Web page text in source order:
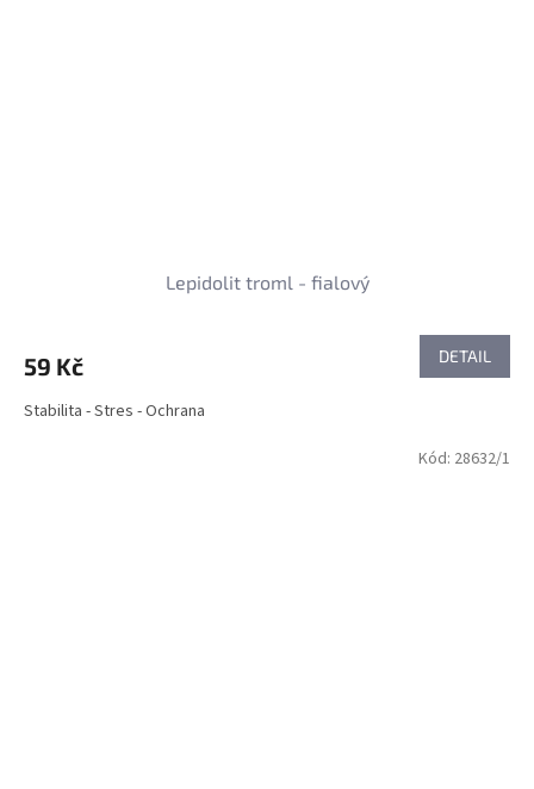
Lepidolit troml - fialový
59 Kč DETAIL
Stabilita - Stres - Ochrana
Kód: 28632/1